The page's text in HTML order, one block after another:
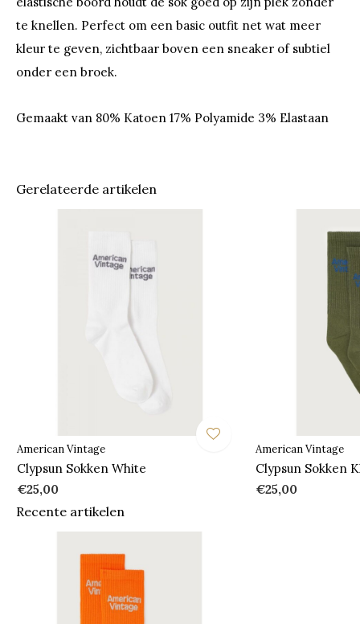
te knellen. Perfect om een basic outfit net wat meer
kleur te geven, zichtbaar boven een sneaker of subtiel
onder een broek.
Gemaakt van 80% Katoen 17% Polyamide 3% Elastaan
Gerelateerde artikelen
American Vintage
Clypsun Sokken White
€25,00
American Vintage
Clypsun Sokken
€25,00
Recente artikelen